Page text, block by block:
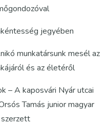
jegyében
munkatársunk mesél az
és az életéről
– A kaposvári Nyár utcai
Tamás junior magyar